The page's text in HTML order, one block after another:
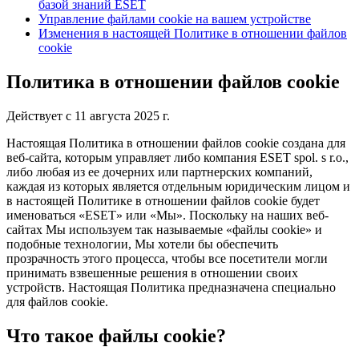
базой знаний ESET
Управление файлами cookie на вашем устройстве
Изменения в настоящей Политике в отношении файлов
cookie
Политика в отношении файлов cookie
Действует с 11 августа 2025 г.
Настоящая Политика в отношении файлов cookie создана для
веб-сайта, которым управляет либо компания ESET spol. s r.o.,
либо любая из ее дочерних или партнерских компаний,
каждая из которых является отдельным юридическим лицом и
в настоящей Политике в отношении файлов cookie будет
именоваться «ESET» или «Мы». Поскольку на наших веб-
сайтах Мы используем так называемые «файлы cookie» и
подобные технологии, Мы хотели бы обеспечить
прозрачность этого процесса, чтобы все посетители могли
принимать взвешенные решения в отношении своих
устройств. Настоящая Политика предназначена специально
для файлов cookie.
Что такое файлы cookie?